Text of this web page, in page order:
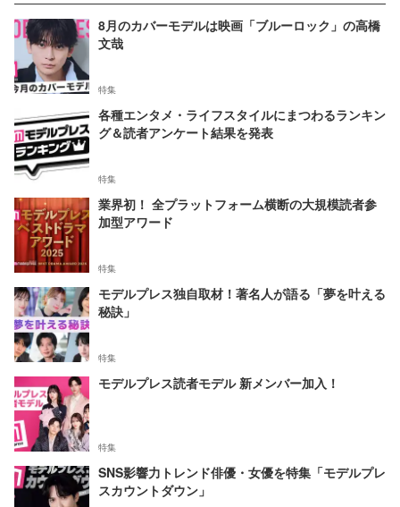
8月のカバーモデルは映画「ブルーロック」の高橋
文哉
特集
各種エンタメ・ライフスタイルにまつわるランキン
グ＆読者アンケート結果を発表
特集
業界初！ 全プラットフォーム横断の大規模読者参
加型アワード
特集
モデルプレス独自取材！著名人が語る「夢を叶える
秘訣」
特集
モデルプレス読者モデル 新メンバー加入！
特集
SNS影響力トレンド俳優・女優を特集「モデルプレ
スカウントダウン」